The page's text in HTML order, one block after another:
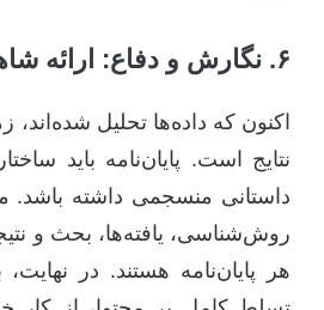
۶. نگارش و دفاع: ارائه شاهکار شما
اکنون که داده‌ها تحلیل شده‌اند،
نتایج است. پایان‌نامه باید
داستانی منسجمی داشته باشد.
روش‌شناسی، یافته‌ها، بحث و
هر پایان‌نامه هستند. در